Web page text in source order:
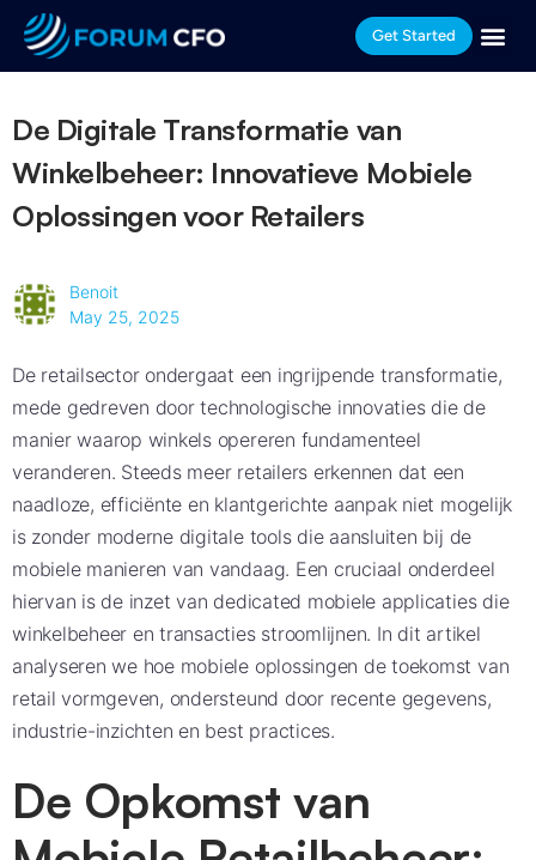
Get Started
De Digitale Transformatie van
Winkelbeheer: Innovatieve Mobiele
Oplossingen voor Retailers
Benoit
May 25, 2025
De retailsector ondergaat een ingrijpende transformatie,
mede gedreven door technologische innovaties die de
manier waarop winkels opereren fundamenteel
veranderen. Steeds meer retailers erkennen dat een
naadloze, efficiënte en klantgerichte aanpak niet mogelijk
is zonder moderne digitale tools die aansluiten bij de
mobiele manieren van vandaag. Een cruciaal onderdeel
hiervan is de inzet van dedicated mobiele applicaties die
winkelbeheer en transacties stroomlijnen. In dit artikel
analyseren we hoe mobiele oplossingen de toekomst van
retail vormgeven, ondersteund door recente gegevens,
industrie-inzichten en best practices.
De Opkomst van